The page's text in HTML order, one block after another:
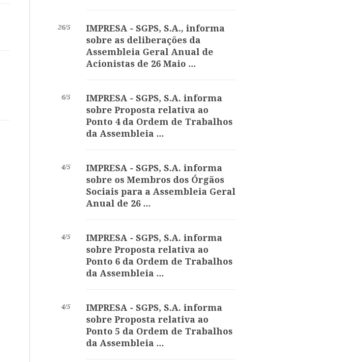
26/5
IMPRESA - SGPS, S.A., informa
sobre as deliberações da
Assembleia Geral Anual de
Acionistas de 26 Maio …
6/5
IMPRESA - SGPS, S.A. informa
sobre Proposta relativa ao
Ponto 4 da Ordem de Trabalhos
da Assembleia …
4/5
IMPRESA - SGPS, S.A. informa
sobre os Membros dos Órgãos
Sociais para a Assembleia Geral
Anual de 26 …
4/5
IMPRESA - SGPS, S.A. informa
sobre Proposta relativa ao
Ponto 6 da Ordem de Trabalhos
da Assembleia …
4/5
IMPRESA - SGPS, S.A. informa
sobre Proposta relativa ao
Ponto 5 da Ordem de Trabalhos
da Assembleia …